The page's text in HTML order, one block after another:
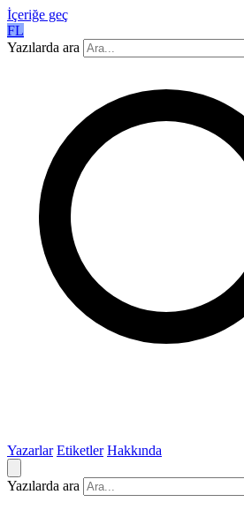
İçeriğe geç
FL
Yazılarda ara
Yazarlar Etiketler Hakkında
Yazılarda ara